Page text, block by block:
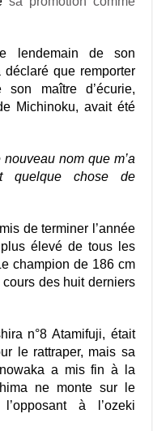
lendemain de son
que remporter
maître d’écurie,
Michinoku, avait été
nom que m’a
quelque chose de
de terminer l’année
élevé de tous les
champion de 186 cm
des huit derniers
n°8 Atamifuji, était
le rattraper, mais sa
a mis fin à la
ne monte sur le
à l’ozeki